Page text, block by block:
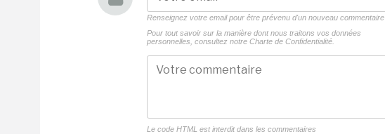
Renseignez votre email pour être prévenu d'un nouveau commentaire
Pour tout savoir sur la manière dont nous traitons vos données
personnelles, consultez notre Charte de Confidentialité.
Le code HTML est interdit dans les commentaires